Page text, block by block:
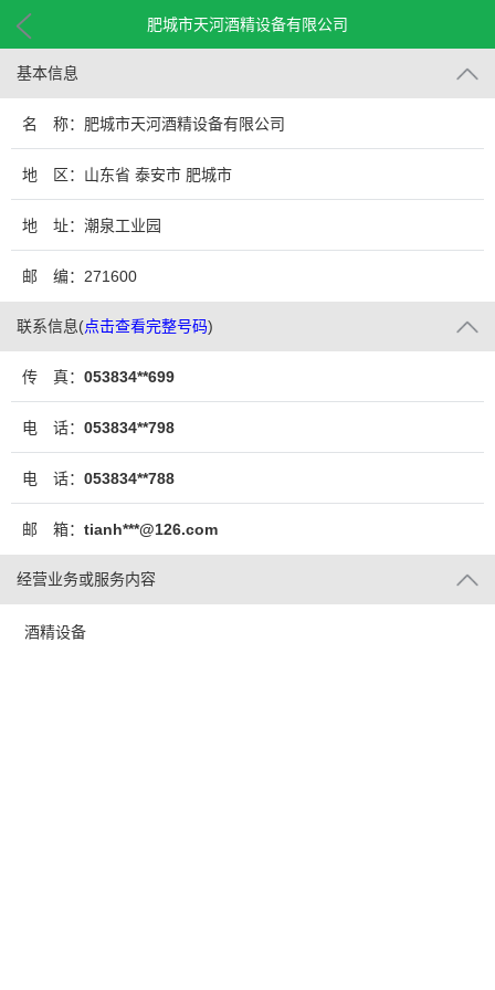
肥城市天河酒精设备有限公司
基本信息
名 称：肥城市天河酒精设备有限公司
地 区：山东省 泰安市 肥城市
地 址：潮泉工业园
邮 编：271600
联系信息(点击查看完整号码)
传 真： 053834**699
电 话： 053834**798
电 话： 053834**788
邮 箱： tianh***@126.com
经营业务或服务内容
酒精设备